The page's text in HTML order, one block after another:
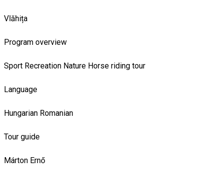
Vlăhița
Program overview
Sport Recreation Nature Horse riding tour
Language
Hungarian Romanian
Tour guide
Márton Ernő